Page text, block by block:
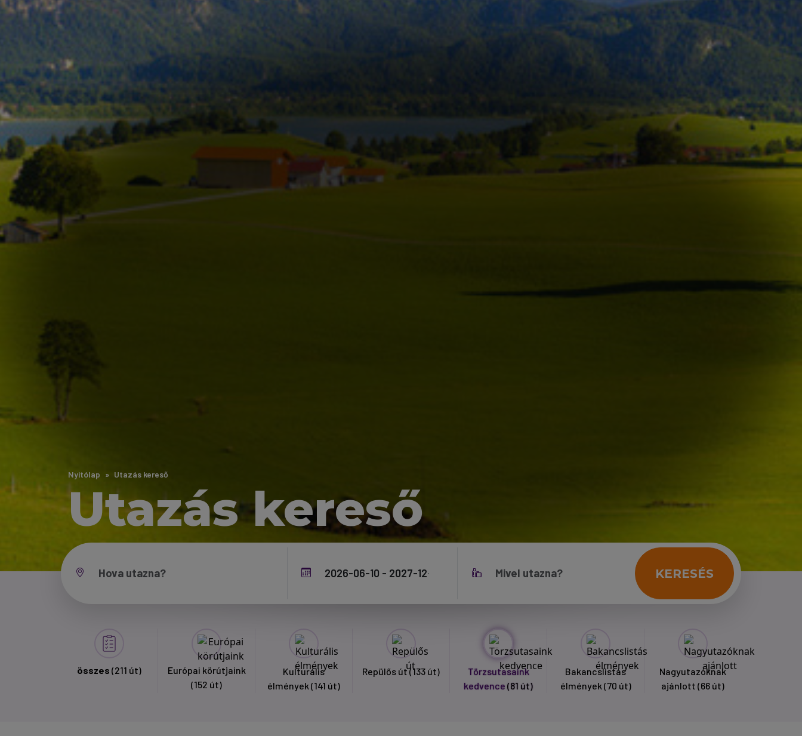
Nyitólap Utazás kereső
Utazás kereső
KERESÉS
összes (211 út)
Európai körútjaink
(152 út)
Kulturális
élmények (141 út)
Repülős út(133 út)
Törzsutasaink
kedvence (81 út)
Bakancslistás
élmények (70 út)
Nagyutazóknak
ajánlott (66 út)